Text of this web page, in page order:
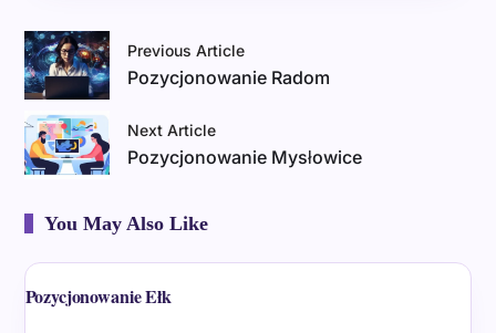
Previous Article
Pozycjonowanie Radom
Next Article
Pozycjonowanie Mysłowice
You May Also Like
Pozycjonowanie Ełk